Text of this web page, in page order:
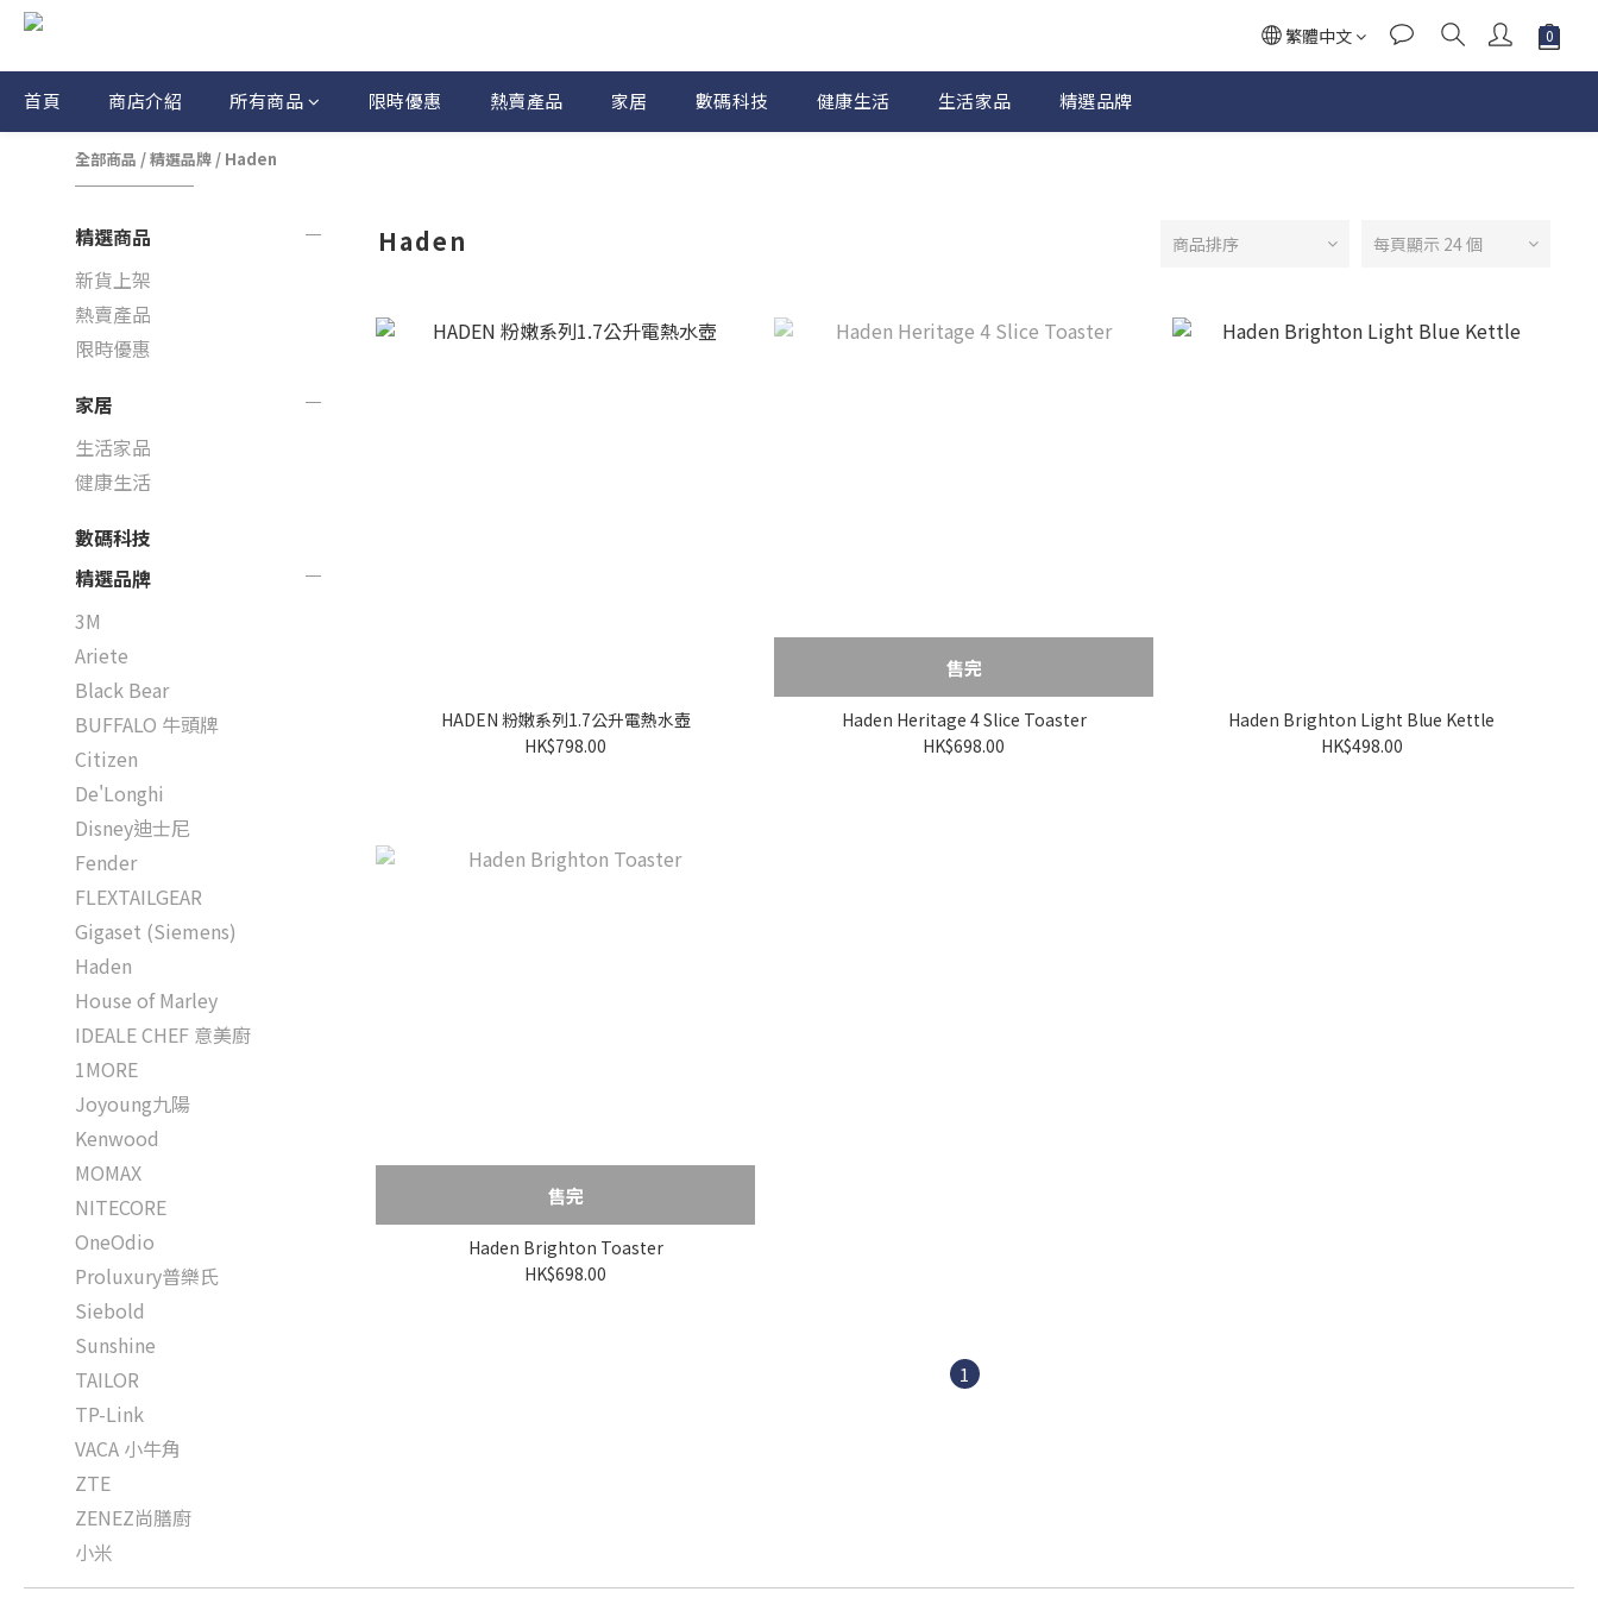
繁體中文
首頁 商店介紹 所有商品 限時優惠 熱賣產品 家居 數碼科技 健康生活 生活家品 精選品牌
全部商品 /精選品牌 / Haden
精選商品
新貨上架
熱賣產品
限時優惠
家居
生活家品
健康生活
數碼科技
精選品牌
3M
Ariete
Black Bear
BUFFALO 牛頭牌
Citizen
De'Longhi
Disney迪士尼
Fender
FLEXTAILGEAR
Gigaset (Siemens)
Haden
House of Marley
IDEALE CHEF 意美廚
1MORE
Joyoung九陽
Kenwood
MOMAX
NITECORE
OneOdio
Proluxury普樂氏
Siebold
Sunshine
TAILOR
TP-Link
VACA 小牛角
ZTE
ZENEZ尚膳廚
小米
Haden 商品排序 每頁顯示 24 個
HADEN 粉嫩系列1.7公升電熱水壺
HK$798.00
售完
Haden Heritage 4 Slice Toaster
HK$698.00
Haden Brighton Light Blue Kettle
HK$498.00
售完
Haden Brighton Toaster
HK$698.00
1